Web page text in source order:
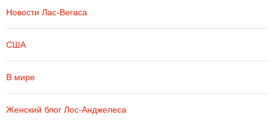
Новости Лас-Вегаса
США
В мире
Женский блог Лос-Анджелеса